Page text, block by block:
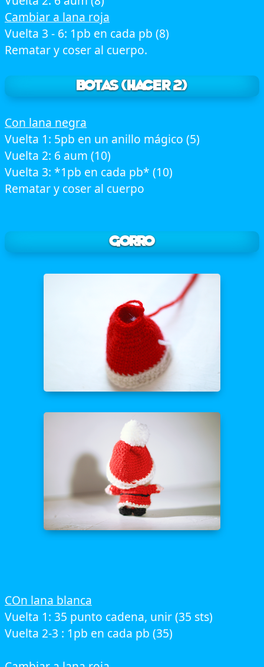
Cambiar a lana roja
Vuelta 3 - 6: 1pb en cada pb (8)
Rematar y coser al cuerpo.
Botas (Hacer 2)
Con lana negra
Vuelta 1: 5pb en un anillo mágico (5)
Vuelta 2: 6 aum (10)
Vuelta 3: *1pb en cada pb* (10)
Rematar y coser al cuerpo
Gorro
COn lana blanca
Vuelta 1: 35 punto cadena, unir (35 sts)
Vuelta 2-3 : 1pb en cada pb (35)